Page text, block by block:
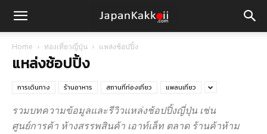
Home ท่องเที่ยวญี่ปุ่น แหล่งช้อปปิ้ง
แหล่งช้อปปิ้ง
การเดินทาง ร้านอาหาร สถานที่ท่องเที่ยว แพลนเที่ยว
รวมบทความข้อมูลและรีวิวแหล่งช้อปปิ้งญี่ปุ่น เช่น
ศูนย์การค้า ห้างสรรพสินค้า เอาท์เล็ท ตลาด ร้านค้าห้าม